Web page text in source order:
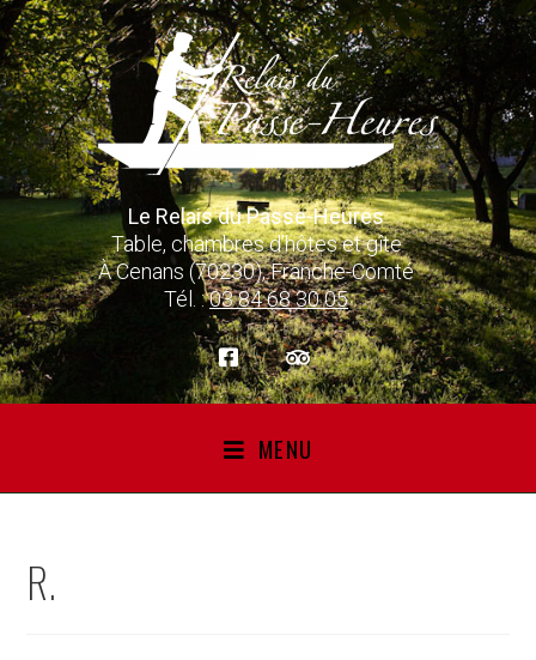
Le Relais du Passe-Heures
Table, chambres d’hôtes et gîte
À Cenans (70230), Franche-Comté
Tél. :03 84 68 30 05
MENU
R.